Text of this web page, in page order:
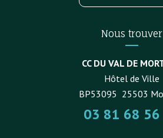
Nous trouver
CC DU VAL DE
Hôtel de Ville
BP53095 25503
03 81 68